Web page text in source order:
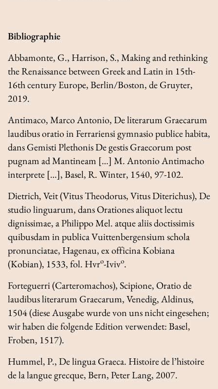
Bibliographie
Abbamonte, G., Harrison, S.,Making and rethinking
the Renaissance between Greek and Latin in 15th-
16th century Europe, Berlin/Boston, de Gruyter,
2019.
Antimaco, Marco Antonio,De literarum Graecarum
laudibus oratio in Ferrariensi gymnasio publice habita,
dansGemisti Plethonis De gestis Graecorum post
pugnam ad Mantineam […] M. Antonio Antimacho
interprete […], Basel, R. Winter, 1540, 97-102.
Dietrich, Veit (Vitus Theodorus, Vitus Diterichus),De
studio linguarum, dansOrationes aliquot lectu
dignissimae, a Philippo Mel. atque aliis doctissimis
quibusdam in publica Vuittenbergensium schola
pronunciatae, Hagenau, ex officina Kobiana
(Kobian), 1533, fol. Hvro-Ivivo.
Forteguerri (Carteromachos), Scipione, Oratio de
laudibus literarum Graecarum, Venedig, Aldinus,
1504 (diese Ausgabe wurde von uns nicht eingesehen;
wir haben die folgende Edition verwendet: Basel,
Froben, 1517).
Hummel, P.,De lingua Graeca. Histoire de l’histoire
de la langue grecque, Bern, Peter Lang, 2007.